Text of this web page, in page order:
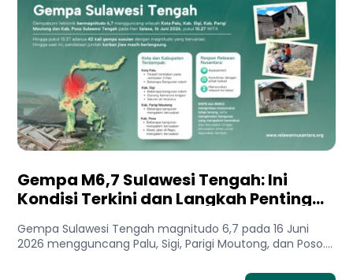
Gempa M6,7 Sulawesi Tengah: Ini
Kondisi Terkini dan Langkah Penting
Gempa Sulawesi Tengah magnitudo 6,7 pada 16 Juni
2026 mengguncang Palu, Sigi, Parigi Moutong, dan Poso.